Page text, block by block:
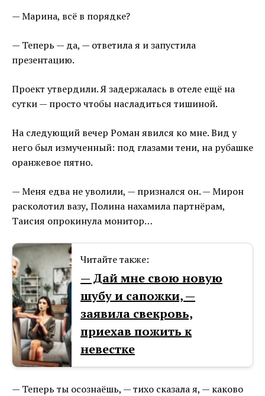
— Марина, всё в порядке?
— Теперь — да, — ответила я и запустила
презентацию.
Проект утвердили. Я задержалась в отеле ещё на
сутки — просто чтобы насладиться тишиной.
На следующий вечер Роман явился ко мне. Вид у
него был измученный: под глазами тени, на рубашке
оранжевое пятно.
— Меня едва не уволили, — признался он. — Мирон
расколотил вазу, Полина нахамила партнёрам,
Таисия опрокинула монитор…
Читайте также:
— Дай мне свою новую
шубу и сапожки, —
заявила свекровь,
приехав пожить к
невестке
— Теперь ты осознаёшь, — тихо сказала я, — каково